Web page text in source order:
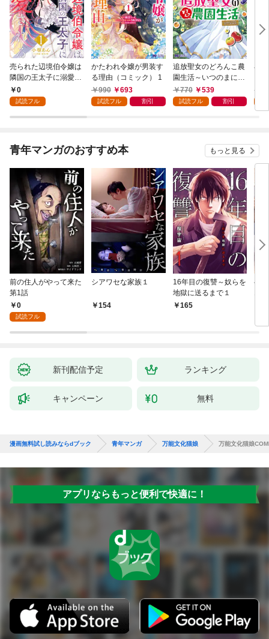
売られた辺境伯令嬢は
隣国の王太子に溺愛さ
れる 1
0
試読フル
かたわれ令嬢が男装す
る理由（コミック） 1
990
693
試読フル 割引
追放聖女のどろんこ農
園生活～いつのまにか
隣国を救ってしまいま
した～（コミック） 1
770 539
試読フル 割引
小
青年マンガのおすすめ本 もっと見る
前の住人がやって来た
第1話
0
試読フル
シアワセな家族１
154
16年目の復讐～奴らを
地獄に送るまで１
165
ベ
新刊配信予定 ランキング
キャンペーン 無料
漫画無料試し読みならdブック 青年マンガ 万能文化猫娘 万能文化猫娘
アプリならもっと便利で快適に！